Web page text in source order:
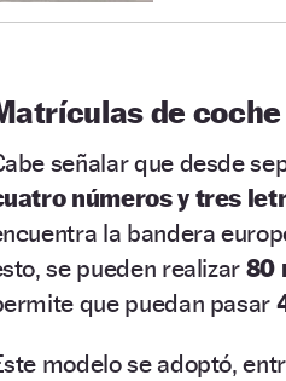
de coche
señalar que desde
números y tres
la bandera
se pueden realizar 80
que puedan pasar
modelo se adoptó,